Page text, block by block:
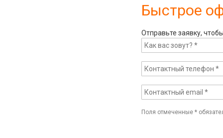
Быстрое
Отправьте заявку,
Поля отмеченные*